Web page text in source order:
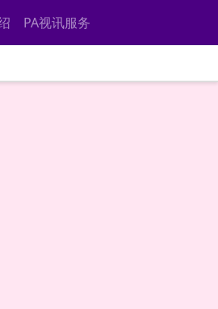
PA视讯服务